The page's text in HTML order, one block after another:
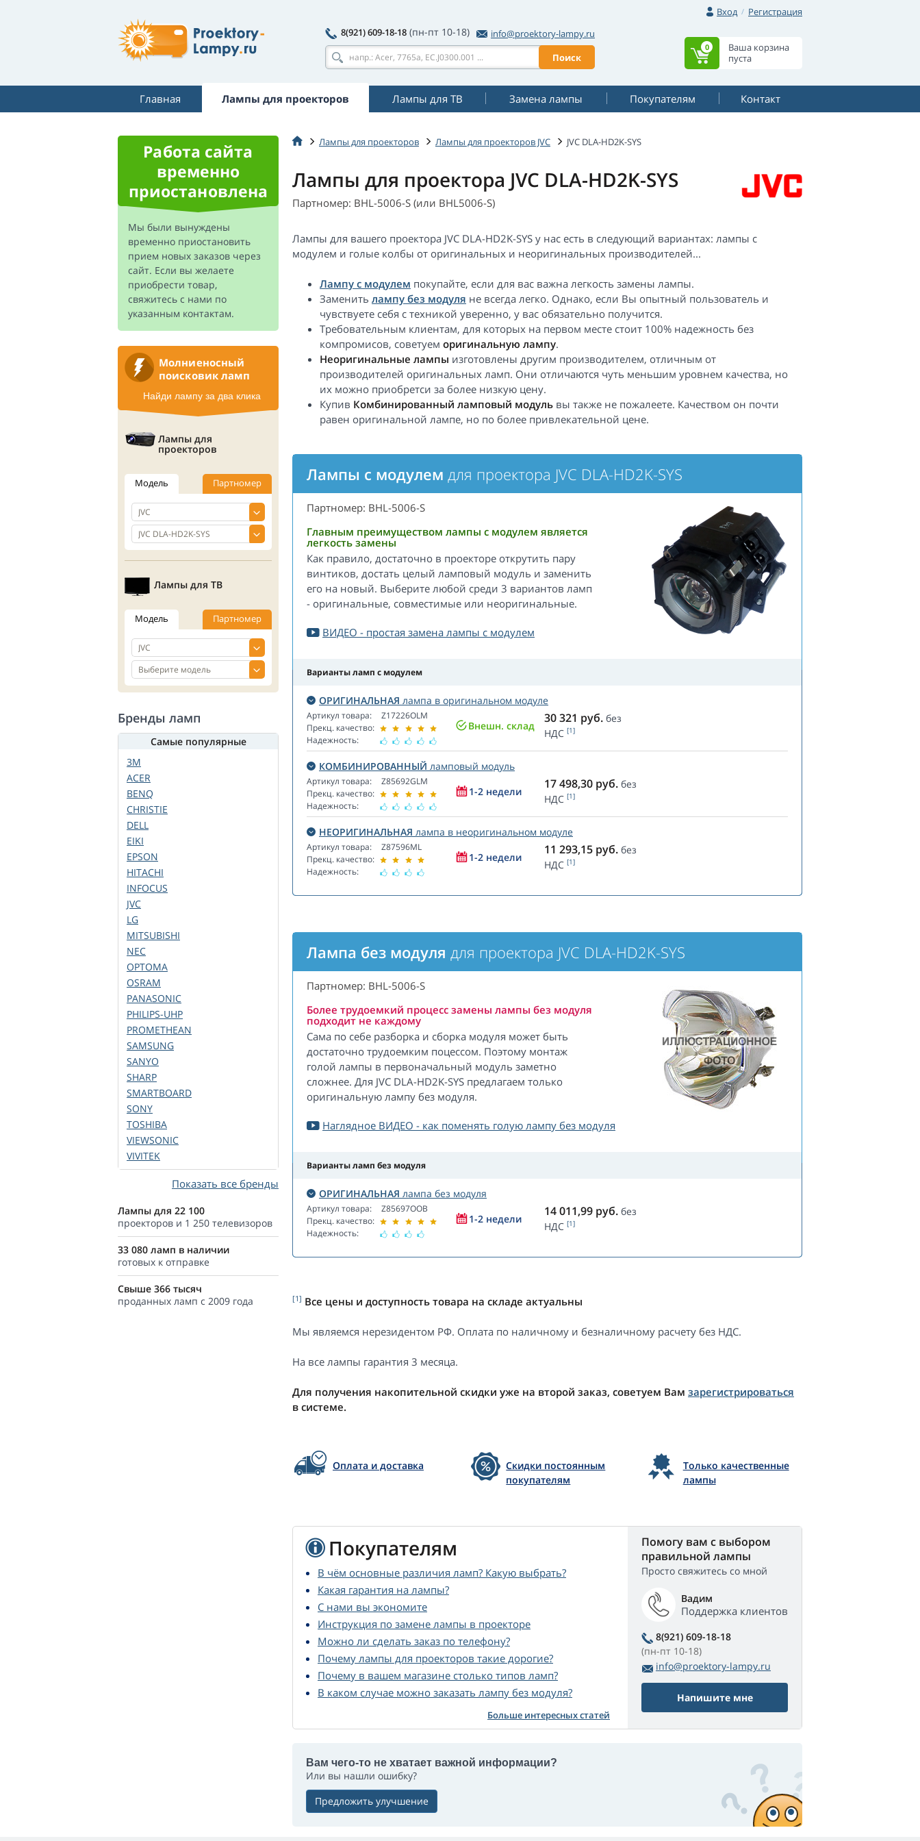
Вход
Регистрация
8(921) 609-18-18 (пн-пт 10-18)
info@proektory-lampy.ru
Поиск
Ваша корзина
пуста
0
Главная Лампы для проекторов Лампы для ТВ Замена лампы Покупателям Контакт
Лампы для проекторов Лампы для проекторов JVC JVC DLA-HD2K-SYS
Лампы для проектора JVC DLA-HD2K-SYS
Партномер: BHL-5006-S (или BHL5006-S)
Лампы для вашего проектора JVC DLA-HD2K-SYS у нас есть в следующий вариантах: лампы с
модулем и голые колбы от оригинальных и неоригинальных производителей...
Лампу с модулем покупайте, если для вас важна легкость замены лампы.
Заменить лампу без модуля не всегда легко. Однако, если Вы опытный пользователь и
чувствуете себя с техникой уверенно, у вас обязательно получится.
Требовательным клиентам, для которых на первом месте стоит 100% надежность без
компромисов, советуем оригинальную лампу.
Неоригинальные лампы изготовлены другим производителем, отличным от
производителей оригинальных ламп. Они отличаются чуть меньшим уровнем качества, но
их можно приобретси за более низкую цену.
Купив Комбинированный ламповый модуль вы также не пожалеете. Качеством он почти
равен оригинальной лампе, но по более привлекательной цене.
Лампы с модулем для проектора JVC DLA-HD2K-SYS
Партномер: BHL-5006-S
Главным преимуществом лампы с модулем является
легкость замены
Как правило, достаточно в проекторе открутить пару
винтиков, достать целый ламповый модуль и заменить
его на новый. Выберите любой среди 3 вариантов ламп
- оригинальные, совместимые или неоригинальные.
ВИДЕО - простая замена лампы с модулем
Варианты ламп с модулем
ОРИГИНАЛЬНАЯ лампа в оригинальном модуле
Артикул товара:
Прекц. качество:
Надежность:
Z17226OLM
Внешн. склад
30 321 руб. без
НДС [1]
КОМБИНИРОВАННЫЙ ламповый модуль
Артикул товара:
Прекц. качество:
Надежность:
Z85692GLM
1-2 недели
17 498,30 руб. без
НДС [1]
НЕОРИГИНАЛЬНАЯ лампа в неоригинальном модуле
Артикул товара:
Прекц. качество:
Надежность:
Z87596ML
1-2 недели
11 293,15 руб. без
НДС [1]
Лампа без модуля для проектора JVC DLA-HD2K-SYS
Партномер: BHL-5006-S
Более трудоемкий процесс замены лампы без модуля
подходит не каждому
Сама по себе разборка и сборка модуля может быть
достаточно трудоемким поцессом. Поэтому монтаж
голой лампы в первоначальный модуль заметно
сложнее. Для JVC DLA-HD2K-SYS предлагаем только
оригинальную лампу без модуля.
Наглядное ВИДЕО - как поменять голую лампу без модуля
Варианты ламп без модуля
ОРИГИНАЛЬНАЯ лампа без модуля
Артикул товара:
Прекц. качество:
Надежность:
Z85697OOB
1-2 недели
14 011,99 руб. без
НДС [1]
[1] Все цены и доступность товара на складе актуальны
Мы являемся нерезидентом РФ. Оплата по наличному и безналичному расчету без НДС.
На все лампы гарантия 3 месяца.
Для получения накопительной скидки уже на второй заказ, советуем Вам зарегистрироваться
в системе.
Оплата и доставка
Скидки постоянным
покупателям
Только качественные
лампы
Покупателям
В чём основные различия ламп? Какую выбрать?
Какая гарантия на лампы?
С нами вы экономите
Инструкция по замене лампы в проекторе
Можно ли сделать заказ по телефону?
Почему лампы для проекторов такие дорогие?
Почему в вашем магазине столько типов ламп?
В каком случае можно заказать лампу без модуля?
Больше интересных статей
Помогу вам с выбором
правильной лампы
Просто свяжитесь со мной
Вадим
Поддержка клиентов
8(921) 609-18-18
(пн-пт 10-18)
info@proektory-lampy.ru
Напишите мне
Вам чего-то не хватает важной информации?
Или вы нашли ошибку?
Предложить улучшение
Работа сайта
временно
приостановлена
Мы были вынуждены
временно приостановить
прием новых заказов через
сайт. Если вы желаете
приобрести товар,
свяжитесь с нами по
указанным контактам.
Молниеносный
поисковик ламп
Найди лампу за два клика
Лампы для
проекторов
Модель Партномер
Лампы для ТВ
Модель Партномер
Бренды ламп
Самые популярные
3M
ACER
BENQ
CHRISTIE
DELL
EIKI
EPSON
HITACHI
INFOCUS
JVC
LG
MITSUBISHI
NEC
OPTOMA
OSRAM
PANASONIC
PHILIPS-UHP
PROMETHEAN
SAMSUNG
SANYO
SHARP
SMARTBOARD
SONY
TOSHIBA
VIEWSONIC
VIVITEK
Показать все бренды
Лампы для 22 100
проекторов и 1 250 телевизоров
33 080 ламп в наличии
готовых к отправке
Свыше 366 тысяч
проданных ламп с 2009 года